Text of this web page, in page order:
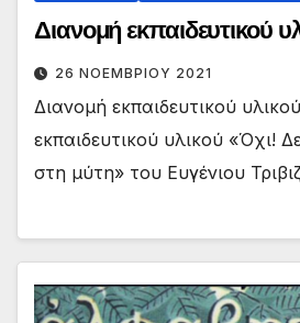
Διανομή εκπαιδευτικού
26 ΝΟΕΜΒΡΊΟΥ 2021
Διανομή εκπαιδευτικού
εκπαιδευτικού υλικού «Όχι!
στη μύτη» του Ευγένιου